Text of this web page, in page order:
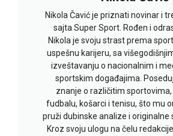
Nikola Čavić je priznati novinar i
sajta Super Sport. Rođen i
Nikola je svoju strast prema
uspešnu karijeru, sa
izveštavanju o nacionalnim i
sportskim događajima.
znanje o različitim sportovima,
fudbalu, košarci i tenisu, što mu
pruži dubinske analize i originalne
Kroz svoju ulogu na čelu